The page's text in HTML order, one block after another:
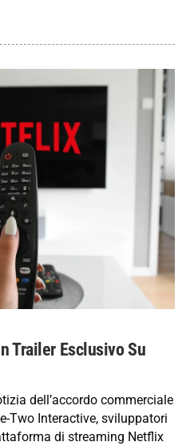
Trailer Esclusivo Su
dell’accordo commerciale
Two Interactive, sviluppatori
di streaming Netflix